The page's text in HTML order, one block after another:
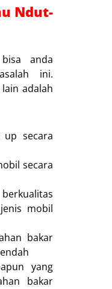
Ndut-
anda
ini.
adalah
up secara
secara
mobil
bakar
yang
bakar